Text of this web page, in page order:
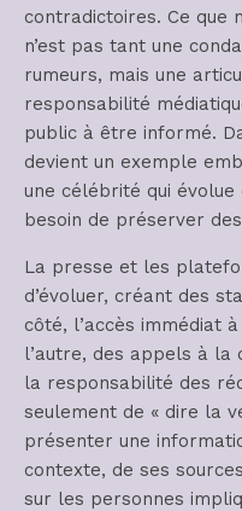
contradictoires. Ce que
n’est pas tant une
rumeurs, mais une
responsabilité
public à être informé.
devient un exemple
une célébrité qui
besoin de préserver
La presse et les
d’évoluer, créant des
côté, l’accès immédiat
l’autre, des appels à la
la responsabilité des
seulement de « dire la
présenter une
contexte, de ses
sur les personnes